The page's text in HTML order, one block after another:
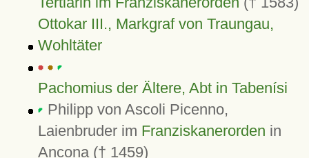
Ottokar III., Markgraf von Traungau,
Wohltäter
Pachomius der Ältere, Abt in Tabenísi
Philipp von Ascoli Picenno,
Laienbruder im Franziskanerorden in
Ancona († 1459)